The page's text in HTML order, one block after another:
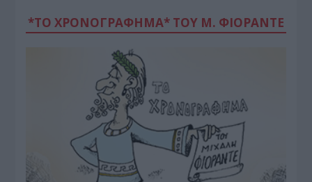
*ΤΟ ΧΡΟΝΟΓΡΑΦΗΜΑ* ΤΟΥ Μ. ΦΙΟΡΆΝΤΕ